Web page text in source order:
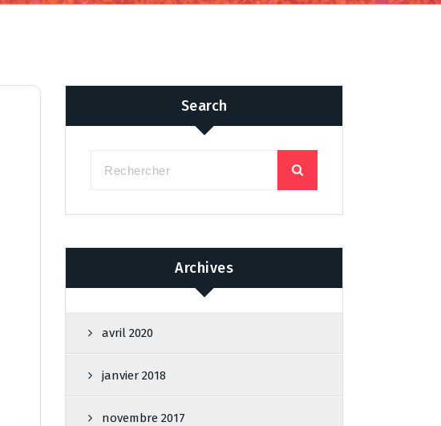
Search
Archives
avril 2020
janvier 2018
novembre 2017